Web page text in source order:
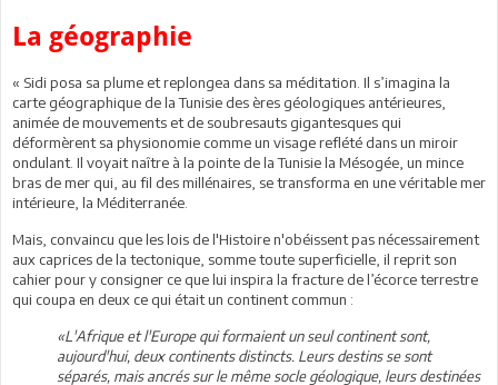
La géographie
« Sidi posa sa plume et replongea dans sa méditation. Il s’imagina la
carte géographique de la Tunisie des ères géologiques antérieures,
animée de mouvements et de soubresauts gigantesques qui
déformèrent sa physionomie comme un visage reflété dans un miroir
ondulant. Il voyait naître à la pointe de la Tunisie la Mésogée, un mince
bras de mer qui, au fil des millénaires, se transforma en une véritable mer
intérieure, la Méditerranée.
Mais, convaincu que les lois de l'Histoire n'obéissent pas nécessairement
aux caprices de la tectonique, somme toute superficielle, il reprit son
cahier pour y consigner ce que lui inspira la fracture de l’écorce terrestre
qui coupa en deux ce qui était un continent commun :
«L'Afrique et l'Europe qui formaient un seul continent sont,
aujourd'hui, deux continents distincts. Leurs destins se sont
séparés, mais ancrés sur le même socle géologique, leurs destinées